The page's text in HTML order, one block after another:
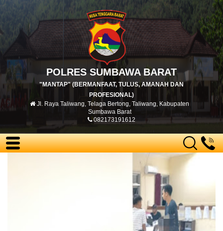
POLRES SUMBAWA BARAT
"MANTAP" (BERMANFAAT, TULUS, AMANAH DAN
PROFESIONAL)
Jl. Raya Taliwang, Telaga Bertong, Taliwang, Kabupaten
Sumbawa Barat
082173191612